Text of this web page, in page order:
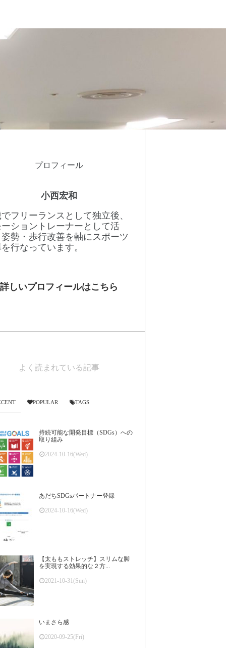
プロフィール
小西宏和
フリーランスとして独立後、
ーショントレーナーとして活
勢・歩行改善を軸にスポーツ
行なっています。
詳しいプロフィールはこちら
よく読まれている記事
POPULAR TAGS
持続可能な開発目標（SDGs）への
取り組み
2024-10-16(Wed)
あだちSDGsパートナー登録
2024-10-16(Wed)
【太ももストレッチ】スリムな脚
を実現する効果的な２方...
2021-10-31(Sun)
いまさら感
2020-09-25(Fri)